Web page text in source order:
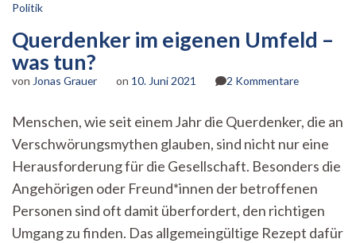
Politik
Querdenker im eigenen Umfeld –
was tun?
von Jonas Grauer on 10. Juni 2021 2 Kommentarezu
eigenen
Umfeld
–
was
tun?
Menschen, wie seit einem Jahr die Querdenker, die an
Verschwörungsmythen glauben, sind nicht nur eine
Herausforderung für die Gesellschaft. Besonders die
Angehörigen oder Freund*innen der betroffenen
Personen sind oft damit überfordert, den richtigen
Umgang zu finden. Das allgemeingültige Rezept dafür